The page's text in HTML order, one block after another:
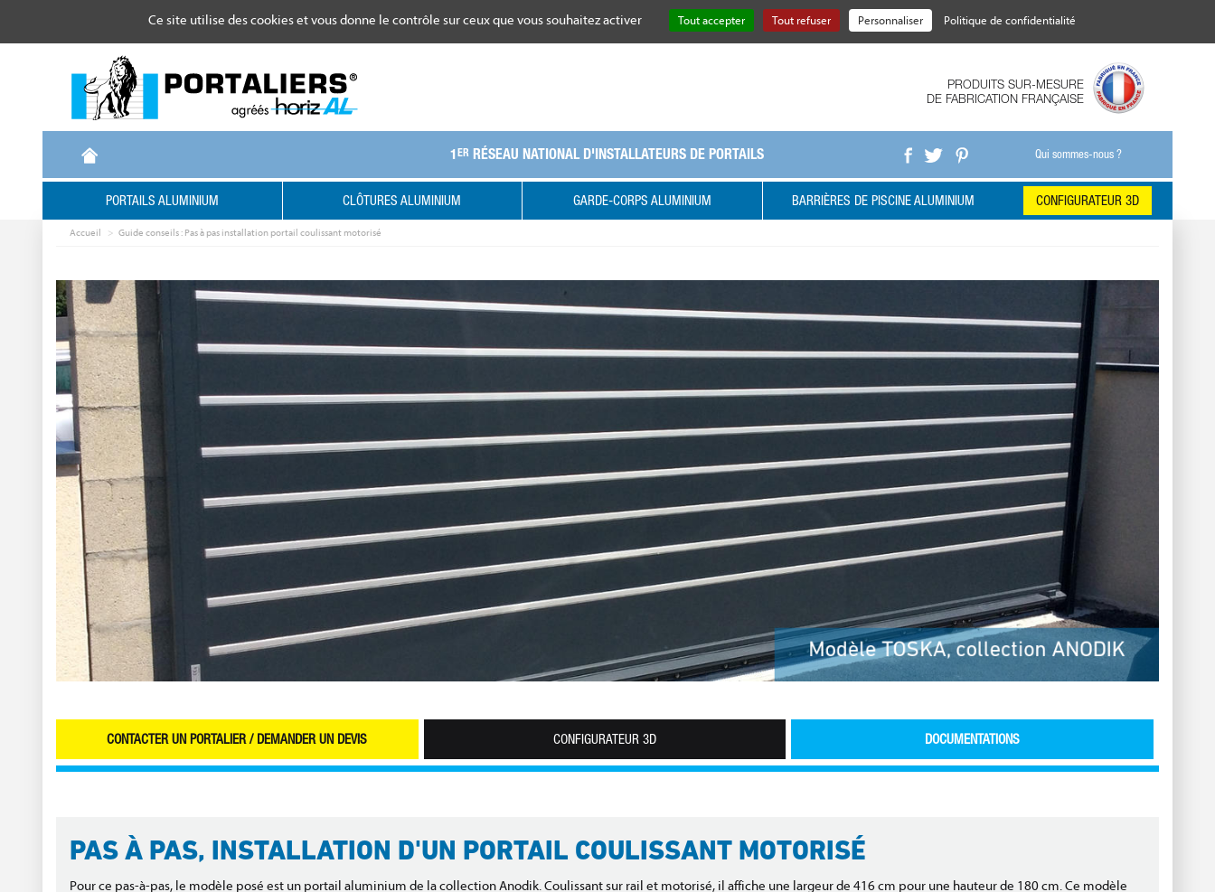
PRODUITS SUR-MESURE
DE FABRICATION FRANÇAISE
1ER RÉSEAU NATIONAL D'INSTALLATEURS DE PORTAILS Qui sommes-nous ?
PORTAILS ALUMINIUM CLÔTURES ALUMINIUM GARDE-CORPS ALUMINIUM BARRIÈRES DE PISCINE ALUMINIUM CONFIGURATEUR 3D
Accueil Guide conseils : Pas à pas installation portail coulissant motorisé
Modèle TOSKA, collection ANODIK
CONTACTER UN PORTALIER / DEMANDER UN DEVIS CONFIGURATEUR 3D DOCUMENTATIONS
PAS À PAS, INSTALLATION D'UN PORTAIL COULISSANT MOTORISÉ
Pour ce pas-à-pas, le modèle posé est un portail aluminium de la collection Anodik. Coulissant sur rail et motorisé, il affiche une largeur de 416 cm pour une hauteur de 180 cm. Ce modèle
Ce site utilise des cookies et vous donne le contrôle sur ceux que vous souhaitez activer
Tout accepter Tout refuser Personnaliser Politique de confidentialité